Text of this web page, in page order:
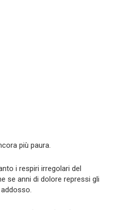
più paura.
i respiri irregolari del
se anni di dolore repressi gli